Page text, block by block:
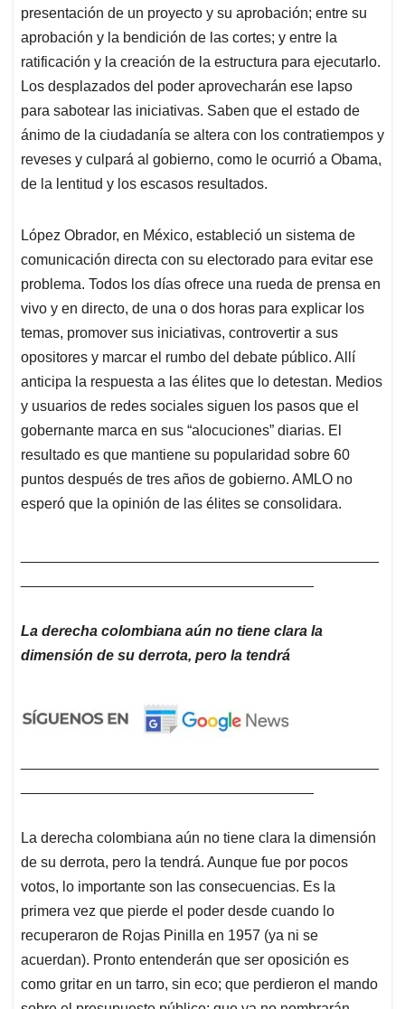
presentación de un proyecto y su aprobación; entre su
aprobación y la bendición de las cortes; y entre la
ratificación y la creación de la estructura para ejecutarlo.
Los desplazados del poder aprovecharán ese lapso
para sabotear las iniciativas. Saben que el estado de
ánimo de la ciudadanía se altera con los contratiempos y
reveses y culpará al gobierno, como le ocurrió a Obama,
de la lentitud y los escasos resultados.
López Obrador, en México, estableció un sistema de
comunicación directa con su electorado para evitar ese
problema. Todos los días ofrece una rueda de prensa en
vivo y en directo, de una o dos horas para explicar los
temas, promover sus iniciativas, controvertir a sus
opositores y marcar el rumbo del debate público. Allí
anticipa la respuesta a las élites que lo detestan. Medios
y usuarios de redes sociales siguen los pasos que el
gobernante marca en sus “alocuciones” diarias. El
resultado es que mantiene su popularidad sobre 60
puntos después de tres años de gobierno. AMLO no
esperó que la opinión de las élites se consolidara.
La derecha colombiana aún no tiene clara la
dimensión de su derrota, pero la tendrá
La derecha colombiana aún no tiene clara la dimensión
de su derrota, pero la tendrá. Aunque fue por pocos
votos, lo importante son las consecuencias. Es la
primera vez que pierde el poder desde cuando lo
recuperaron de Rojas Pinilla en 1957 (ya ni se
acuerdan). Pronto entenderán que ser oposición es
como gritar en un tarro, sin eco; que perdieron el mando